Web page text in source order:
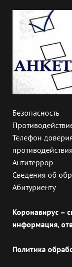
Безопасность
Телефон
Антитеррор
Сведения об
Абитуриенту
Коронавирус –
информация,
Политика